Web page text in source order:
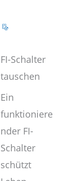
FI-Schalter
tauschen
Ein
funktioniere
nder FI-
Schalter
schützt